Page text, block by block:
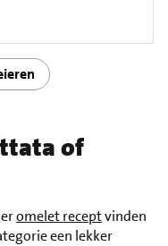
of
omelet receptvinden
een lekker